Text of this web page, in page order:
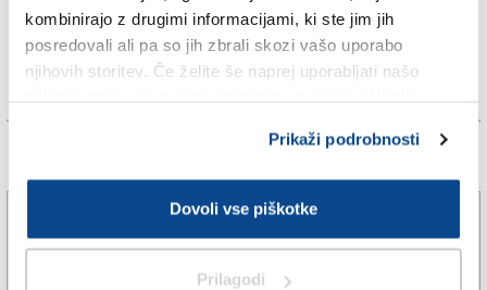
kombinirajo z drugimi informacijami, ki ste jim jih
posredovali ali pa so jih zbrali skozi vašo uporabo
njihovih storitev. Če želite še naprej uporabljati našo
Prikaži podrobnosti
Dovoli vse piškotke
Prilagodi
Več novic
Soča pri sotočju z Vipavo poponoma presahnila
(VIDEO)
DANJEL RADETIČ | 7. avg. 2026 | 10:16